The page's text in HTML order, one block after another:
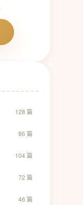
128 篇
86 篇
104 篇
72 篇
46 篇